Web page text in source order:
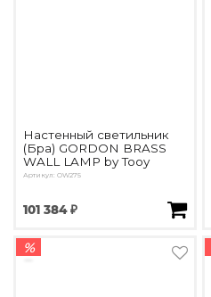
Настенный светильник
(Бра) GORDON BRASS
WALL LAMP by Tooy
Артикул: OW275
101 384 ₽
%